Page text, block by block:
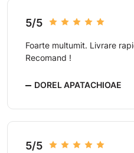
5/5
Foarte multumit. Livrare
Recomand !
DOREL APATACHIOAE
5/5